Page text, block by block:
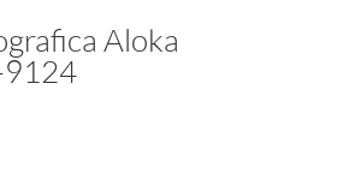
Aloka
9124